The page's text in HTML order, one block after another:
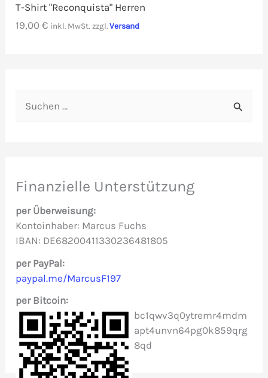
T-Shirt "Reconquista" Herren
19,00€ inkl. MwSt. zzgl.Versand
e
n
a
c
h
:
Finanzielle Unterstützung
per Überweisung:
Kontoinhaber: Marcus Fuchs
IBAN: DE68200411330236481805
per PayPal:
paypal.me/MarcusF197
per Bitcoin:
bc1qwv3q0ytremr4mdm
apt4unvn64pg0k859qrg
8qd